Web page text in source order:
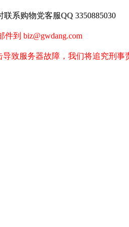
系购物党客服QQ 3350885030
件到 biz@gwdang.com
致服务器故障，我们将追究刑事